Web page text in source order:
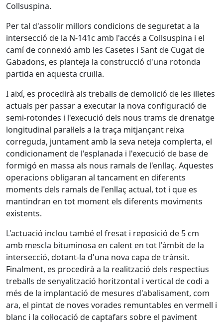
Collsuspina.
Per tal d'assolir millors condicions de seguretat a la
intersecció de la N-141c amb l'accés a Collsuspina i el
camí de connexió amb les Casetes i Sant de Cugat de
Gabadons, es planteja la construcció d'una rotonda
partida en aquesta cruïlla.
I així, es procedirà als treballs de demolició de les illetes
actuals per passar a executar la nova configuració de
semi-rotondes i l'execució dels nous trams de drenatge
longitudinal paral·lels a la traça mitjançant reixa
correguda, juntament amb la seva neteja complerta, el
condicionament de l'esplanada i l'execució de base de
formigó en massa als nous ramals de l'enllaç. Aquestes
operacions obligaran al tancament en diferents
moments dels ramals de l'enllaç actual, tot i que es
mantindran en tot moment els diferents moviments
existents.
L'actuació inclou també el fresat i reposició de 5 cm
amb mescla bituminosa en calent en tot l'àmbit de la
intersecció, dotant-la d'una nova capa de trànsit.
Finalment, es procedirà a la realització dels respectius
treballs de senyalització horitzontal i vertical de codi a
més de la implantació de mesures d'abalisament, com
ara, el pintat de noves vorades remuntables en vermell i
blanc i la col·locació de captafars sobre el paviment